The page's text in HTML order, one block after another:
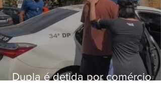
Dupla é detida por comércio